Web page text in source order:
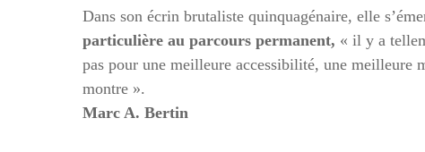
Dans son écrin brutaliste quinquagénaire, elle
particulière au parcours permanent, « il y a
pas pour une meilleure accessibilité, une meilleure
montre ».
Marc A. Bertin